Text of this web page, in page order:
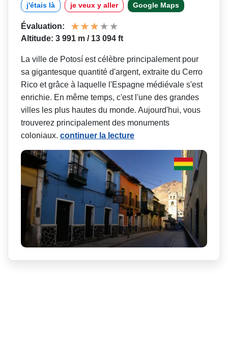
j'étais là je veux y aller Google Maps
Évaluation:
Altitude: 3 991 m / 13 094 ft
La ville de Potosí est célèbre principalement pour
sa gigantesque quantité d'argent, extraite du Cerro
Rico et grâce à laquelle l'Espagne médiévale s'est
enrichie. En même temps, c'est l'une des grandes
villes les plus hautes du monde. Aujourd'hui, vous
trouverez principalement des monuments
coloniaux. continuer la lecture